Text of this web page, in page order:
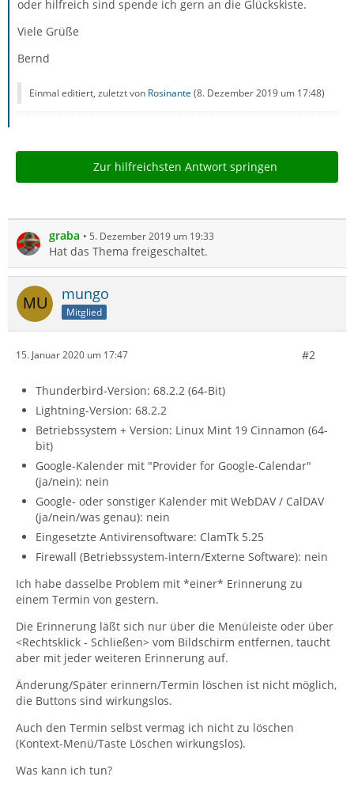
oder hilfreich sind spende ich gern an die Glückskiste.
Viele Grüße
Bernd
Einmal editiert, zuletzt von Rosinante (8. Dezember 2019 um 17:48)
Zur hilfreichsten Antwort springen
graba 5. Dezember 2019 um 19:33
Hat das Thema freigeschaltet.
mungo
Mitglied
15. Januar 2020 um 17:47 #2
Thunderbird-Version: 68.2.2 (64-Bit)
Lightning-Version: 68.2.2
Betriebssystem + Version: Linux Mint 19 Cinnamon (64-
bit)
Google-Kalender mit "Provider for Google-Calendar"
(ja/nein): nein
Google- oder sonstiger Kalender mit WebDAV / CalDAV
(ja/nein/was genau): nein
Eingesetzte Antivirensoftware: ClamTk 5.25
Firewall (Betriebssystem-intern/Externe Software): nein
Ich habe dasselbe Problem mit *einer* Erinnerung zu
einem Termin von gestern.
Die Erinnerung läßt sich nur über die Menüleiste oder über
<Rechtsklick - Schließen> vom Bildschirm entfernen, taucht
aber mit jeder weiteren Erinnerung auf.
Änderung/Später erinnern/Termin löschen ist nicht möglich,
die Buttons sind wirkungslos.
Auch den Termin selbst vermag ich nicht zu löschen
(Kontext-Menü/Taste Löschen wirkungslos).
Was kann ich tun?